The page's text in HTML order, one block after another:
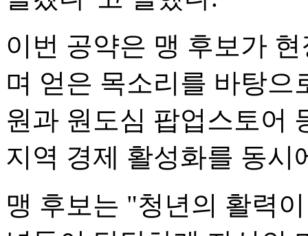
이번 공약은 맹 후보가
며 얻은 목소리를 바탕으
원과 원도심 팝업스토어
지역 경제 활성화를 동시
맹 후보는 "청년의 활력